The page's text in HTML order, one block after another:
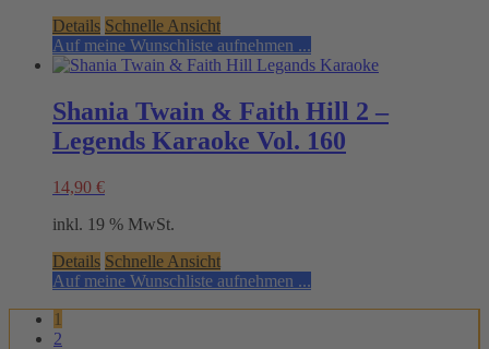
Details Schnelle Ansicht
Auf meine Wunschliste aufnehmen ...
Shania Twain & Faith Hill 2 –
Legends Karaoke Vol. 160
14,90 €
inkl. 19 % MwSt.
Details Schnelle Ansicht
Auf meine Wunschliste aufnehmen ...
1
2